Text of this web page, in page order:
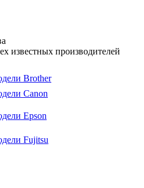
известных производителей
Brother
Canon
Epson
Fujitsu